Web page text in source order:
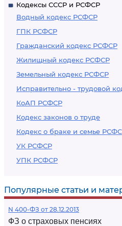
Кодексы СССР и РСФСР
Водный кодекс РСФСР
ГПК РСФСР
Гражданский кодекс РСФСР
Жилищный кодекс РСФСР
Земельный кодекс РСФСР
Исправительно - трудовой
КоАП РСФСР
Кодекс законов о труде
Кодекс о браке и семье
УК РСФСР
УПК РСФСР
Популярные статьи и
N 400-ФЗ от 28.12.2013
ФЗ о страховых пенсиях